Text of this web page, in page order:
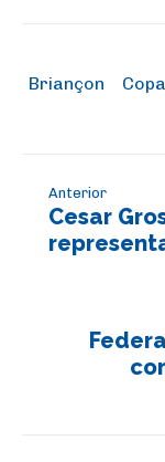
Briançon
Anterior
Cesar